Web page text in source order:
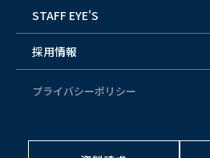
STAFF EYE'S
採用情報
プライバシーポリシー